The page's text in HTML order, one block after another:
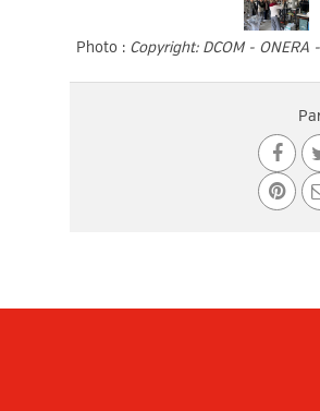
Photo : Copyright: DCOM - ONERA